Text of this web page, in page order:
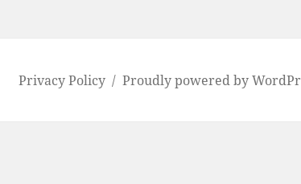
Privacy Policy Proudly powered by